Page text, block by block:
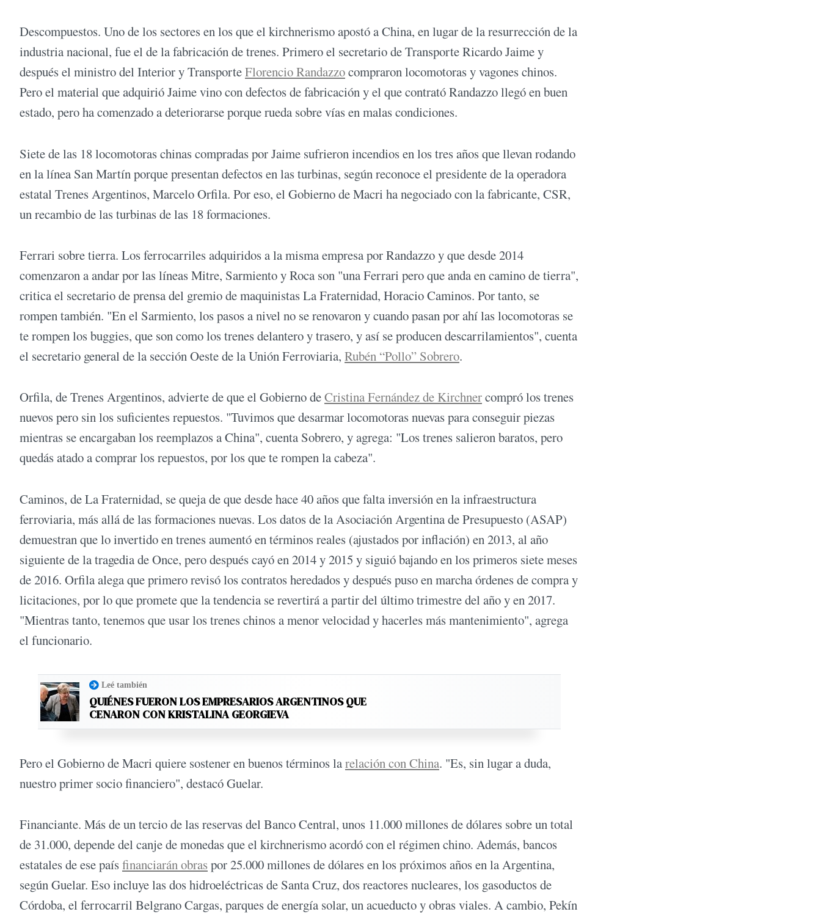
Descompuestos. Uno de los sectores en los que el kirchnerismo apostó a China, en lugar de la resurrección de la
industria nacional, fue el de la fabricación de trenes. Primero el secretario de Transporte Ricardo Jaime y
después el ministro del Interior y TransporteFlorencio Randazzocompraron locomotoras y vagones chinos.
Pero el material que adquirió Jaime vino con defectos de fabricación y el que contrató Randazzo llegó en buen
estado, pero ha comenzado a deteriorarse porque rueda sobre vías en malas condiciones.
Siete de las 18 locomotoras chinas compradas por Jaime sufrieron incendios en los tres años que llevan rodando
en la línea San Martín porque presentan defectos en las turbinas, según reconoce el presidente de la operadora
estatal Trenes Argentinos, Marcelo Orfila. Por eso, el Gobierno de Macri ha negociado con la fabricante, CSR,
un recambio de las turbinas de las 18 formaciones.
Ferrari sobre tierra. Los ferrocarriles adquiridos a la misma empresa por Randazzo y que desde 2014
comenzaron a andar por las líneas Mitre, Sarmiento y Roca son "una Ferrari pero que anda en camino de tierra",
critica el secretario de prensa del gremio de maquinistas La Fraternidad, Horacio Caminos. Por tanto, se
rompen también. "En el Sarmiento, los pasos a nivel no se renovaron y cuando pasan por ahí las locomotoras se
te rompen los buggies, que son como los trenes delantero y trasero, y así se producen descarrilamientos", cuenta
el secretario general de la sección Oeste de la Unión Ferroviaria, Rubén “Pollo” Sobrero.
Orfila, de Trenes Argentinos, advierte de que el Gobierno deCristina Fernández de Kirchnercompró los trenes
nuevos pero sin los suficientes repuestos. "Tuvimos que desarmar locomotoras nuevas para conseguir piezas
mientras se encargaban los reemplazos a China", cuenta Sobrero, y agrega: "Los trenes salieron baratos, pero
quedás atado a comprar los repuestos, por los que te rompen la cabeza".
Caminos, de La Fraternidad, se queja de que desde hace 40 años que falta inversión en la infraestructura
ferroviaria, más allá de las formaciones nuevas. Los datos de la Asociación Argentina de Presupuesto (ASAP)
demuestran que lo invertido en trenes aumentó en términos reales (ajustados por inflación) en 2013, al año
siguiente de la tragedia de Once, pero después cayó en 2014 y 2015 y siguió bajando en los primeros siete meses
de 2016. Orfila alega que primero revisó los contratos heredados y después puso en marcha órdenes de compra y
licitaciones, por lo que promete que la tendencia se revertirá a partir del último trimestre del año y en 2017.
"Mientras tanto, tenemos que usar los trenes chinos a menor velocidad y hacerles más mantenimiento", agrega
el funcionario.
Leé también
QUIÉNES FUERON LOS EMPRESARIOS ARGENTINOS QUE
CENARON CON KRISTALINA GEORGIEVA
Pero el Gobierno de Macri quiere sostener en buenos términos larelación con China. "Es, sin lugar a duda,
nuestro primer socio financiero", destacó Guelar.
Financiante. Más de un tercio de las reservas del Banco Central, unos 11.000 millones de dólares sobre un total
de 31.000, depende del canje de monedas que el kirchnerismo acordó con el régimen chino. Además, bancos
estatales de ese paísfinanciarán obras por 25.000 millones de dólares en los próximos años en la Argentina,
según Guelar. Eso incluye las dos hidroeléctricas de Santa Cruz, dos reactores nucleares, los gasoductos de
Córdoba, el ferrocarril Belgrano Cargas, parques de energía solar, un acueducto y obras viales. A cambio, Pekín